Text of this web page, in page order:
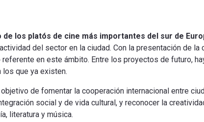
los platós de cine más importantes del sur de
del sector en la ciudad. Con la presentación de la
en este ámbito. Entre los proyectos de futuro,
los que ya existen.
de fomentar la cooperación internacional entre
social y de vida cultural, y reconocer la
literatura y música.